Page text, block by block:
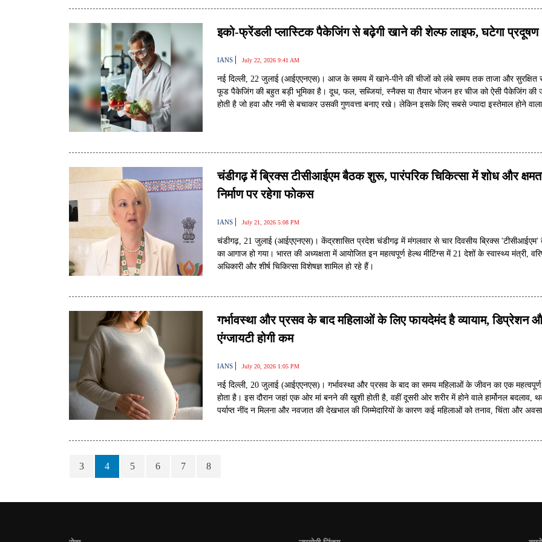
इको-फ्रेंडली प्लास्टिक पैकेजिंग से बढ़ेगी खाने की शेल्फ लाइफ, घटेगा प्रदूषण
IANS | July 22, 2026 9:41 AM
नई दिल्ली, 22 जुलाई (आईएएनएस)। आज के समय में खाने-पीने की चीजों को लंबे समय तक ताजा और सुरक्षित
फूड पैकेजिंग की बहुत बड़ी भूमिका है। दूध, फल, सब्जियां, स्नैक्स या तैयार भोजन हर चीज को ऐसी पैकेजिंग की
होती है जो हवा और नमी से बचाकर उसकी गुणवत्ता बनाए रखे। लेकिन इसके लिए सबसे ज्यादा इस्तेमाल होने वाला
चंडीगढ़ में ब्रिक्स टीसीआईएम बैठक शुरू, पारंपरिक चिकित्सा में शोध और
निर्माण पर रहेगा फोकस
IANS | July 21, 2026 5:08 PM
चंडीगढ़, 21 जुलाई (आईएएनएस)। केंद्रशासित प्रदेश चंडीगढ़ में मंगलवार से चार दिवसीय ब्रिक्स 'टीसीआईएम'
का आगाज हो गया। भारत की अध्यक्षता में आयोजित इन महत्वपूर्ण हेल्थ मीटिंग्स में 21 देशों के स्वास्थ्य मंत्री,
अधिकारी और शीर्ष चिकित्सा विशेषज्ञ शामिल हो रहे हैं।
गर्भावस्था और प्रसव के बाद महिलाओं के लिए फायदेमंद है व्यायाम, डिप्रेशन
एंग्जायटी होगी कम
IANS | July 20, 2026 1:05 PM
नई दिल्ली, 20 जुलाई (आईएएनएस)। गर्भावस्था और प्रसव के बाद का समय महिलाओं के जीवन का एक महत्वपूर्ण
होता है। इस दौरान जहां एक ओर मां बनने की खुशी होती है, वहीं दूसरी ओर शरीर में होने वाले हार्मोनल बदलाव,
पर्याप्त नींद न मिलना और नवजात की देखभाल की जिम्मेदारियों के कारण कई महिलाओं को तनाव, चिंता और
3 4 5 6 7 8